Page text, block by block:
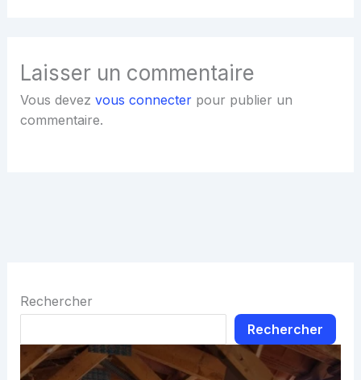
Laisser un commentaire
Vous devez vous connecterpour publier un
commentaire.
Rechercher
Rechercher